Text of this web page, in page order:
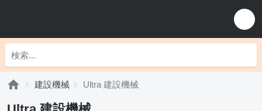
建設機械 Ultra 建設機械